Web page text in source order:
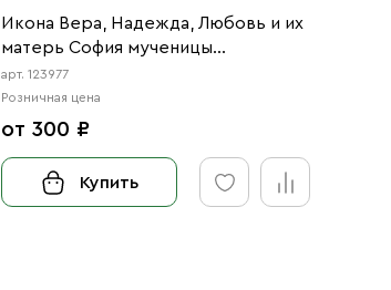
Икона Вера, Надежда, Любовь и их
матерь София мученицы
(АРТ.00977)
арт. 123977
Розничная цена
от 300 ₽
Купить